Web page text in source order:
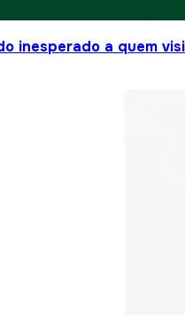
inesperado a quem